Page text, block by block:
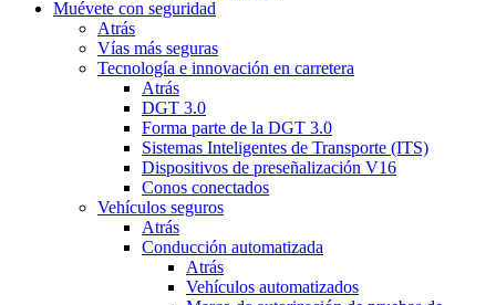
Muévete con seguridad
Atrás
Vías más seguras
Tecnología e innovación en carretera
Atrás
DGT 3.0
Forma parte de la DGT 3.0
Sistemas Inteligentes de Transporte (ITS)
Dispositivos de preseñalización V16
Conos conectados
Vehículos seguros
Atrás
Conducción automatizada
Atrás
Vehículos automatizados